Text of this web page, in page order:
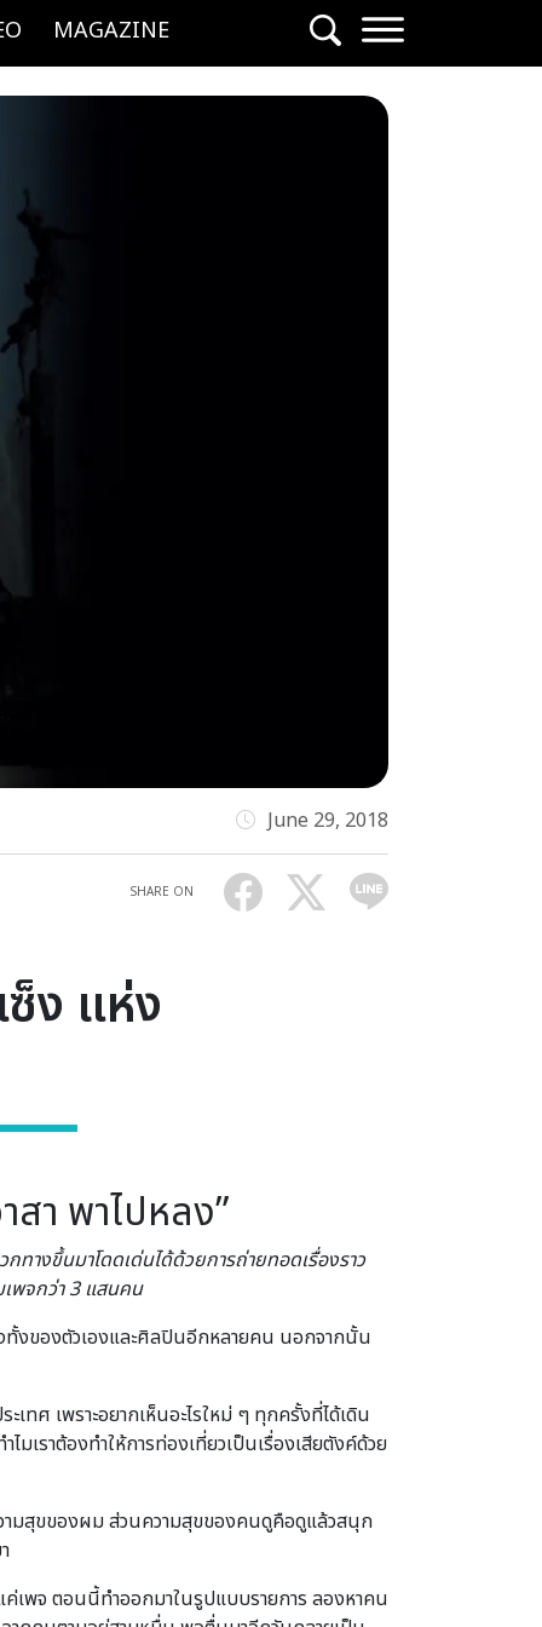
MAGAZINE
June 29, 2018
SHARE ON
ซ็ง แห่ง
สา พาไปหลง”
กทางขึ้นมาโดดเด่นได้ด้วยการถ่ายทอดเรื่องราว
พจกว่า 3 แสนคน
ทั้งของตัวเองและศิลปินอีกหลายคน นอกจากนั้น
ทศ เพราะอยากเห็นอะไรใหม่ ๆ ทุกครั้งที่ได้เดิน
มเราต้องทำให้การท่องเที่ยวเป็นเรื่องเสียตังค์ด้วย
ามสุขของผม ส่วนความสุขของคนดูคือดูแล้วสนุก
เพจ ตอนนี้ทำออกมาในรูปแบบรายการ ลองหาคน